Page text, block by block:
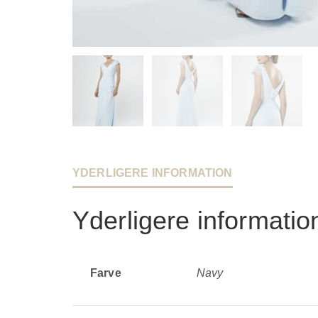
YDERLIGERE INFORMATION
Yderligere
Farve Navy